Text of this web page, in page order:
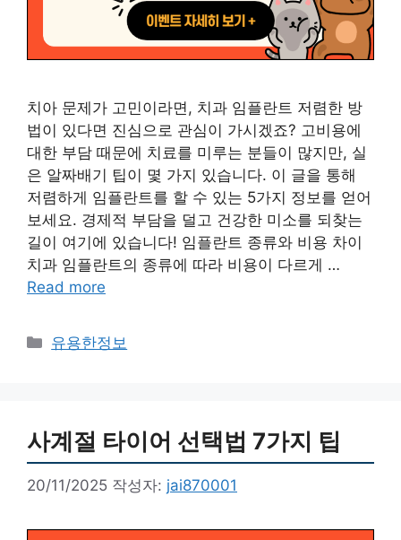
치아 문제가 고민이라면, 치과 임플란트 저렴한 방
법이 있다면 진심으로 관심이 가시겠죠? 고비용에
대한 부담 때문에 치료를 미루는 분들이 많지만, 실
은 알짜배기 팁이 몇 가지 있습니다. 이 글을 통해
저렴하게 임플란트를 할 수 있는 5가지 정보를 얻어
보세요. 경제적 부담을 덜고 건강한 미소를 되찾는
길이 여기에 있습니다! 임플란트 종류와 비용 차이
치과 임플란트의 종류에 따라 비용이 다르게 …
Read more
카
유용한정보
사계절 타이어 선택법 7가지 팁
20/11/2025 작성자: jai870001